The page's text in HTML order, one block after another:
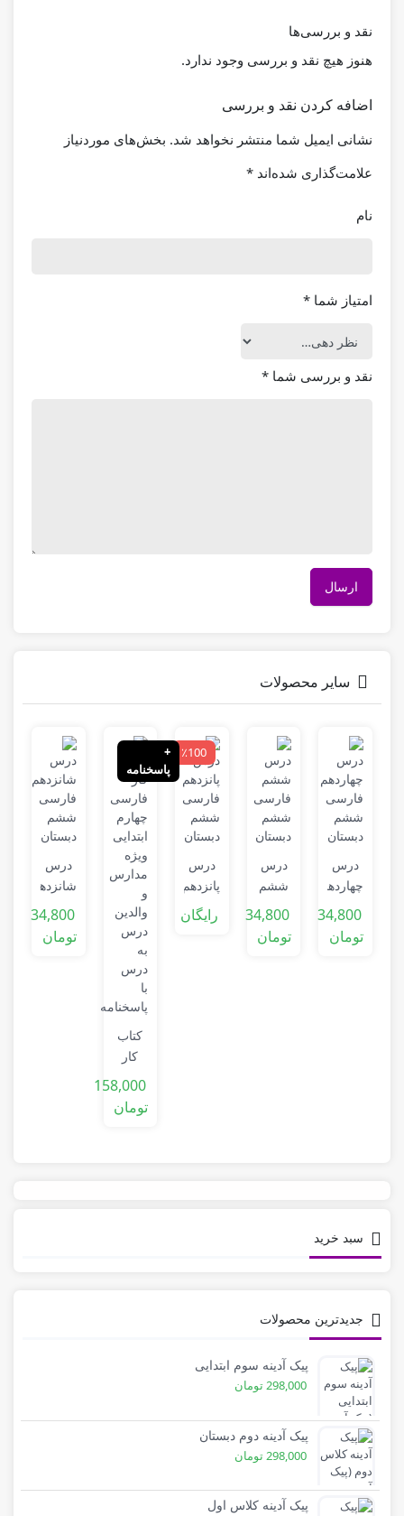
نقد و بررسی‌ها
هنوز هیچ نقد و بررسی وجود ندارد.
اضافه کردن نقد و بررسی
نشانی ایمیل شما منتشر نخواهد شد. بخش‌های موردنیاز
علامت‌گذاری شده‌اند *
نام
امتیاز شما *
نقد و بررسی شما *
سایر محصولات
درس
چهاردهم
فارسی
ششم
دبستان
34,800
تومان
درس
ششم
فارسی
ششم
دبستان
34,800
تومان
٪100
درس
پانزدهم
فارسی
ششم
رایگان
+
پاسخنامه
کتاب
کار
فارسی
چهارم
158,000
تومان
درس
شانزدهم
فارسی
ششم
دبستان
34,800
تومان
سبد خرید
جدیدترین محصولات
پیک آدینه سوم ابتدایی
298,000تومان
پیک آدینه دوم دبستان
298,000تومان
پیک آدینه کلاس اول